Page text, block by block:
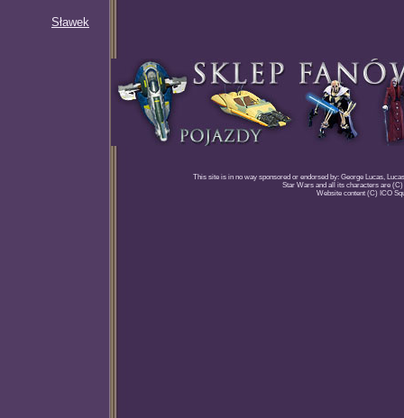
Sławek
This site is in no way sponsored or endorsed by: George Lucas,
Star Wars and all its characters are
Website content (C) ICO